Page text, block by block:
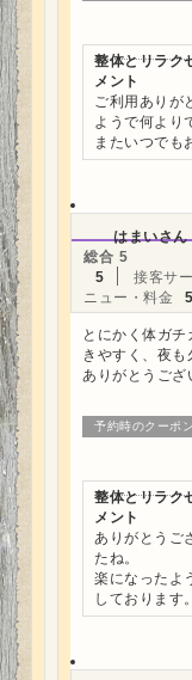
整体とリラク
メント
ご利用ありが
ようで何より
またいつでも
はまいさん
総合 5
5
接客サ
ニュー・料金
5
とにかく体ガ
きやすく、夜も
ありがとうござ
予約時のクーポ
整体とリラク
メント
ありがとうご
たね。
楽になったよ
しております。